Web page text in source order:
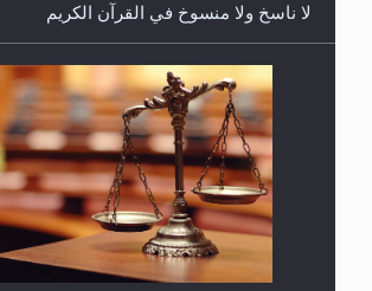
هل يجوز فتح مشروع كوافير نسائي
المحجبات؟
لا ناسخ ولا منسوخ في القرآن الكريم